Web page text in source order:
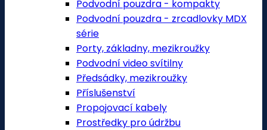
Podvodní pouzdra - kompakty
Podvodní pouzdra - zrcadlovky MDX
série
Porty, základny, mezikroužky
Podvodní video svítilny
Předsádky, mezikroužky
Příslušenství
Propojovací kabely
Prostředky pro údržbu